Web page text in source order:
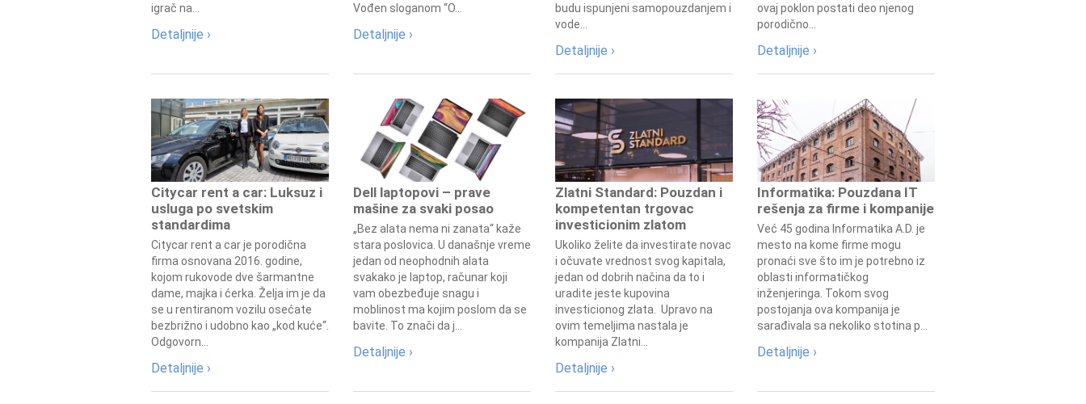
igrač na...
Detaljnije ›
Vođen sloganom “O...
Detaljnije ›
budu ispunjeni samopouzdanjem i
vode...
Detaljnije ›
ovaj poklon postati deo njenog
porodično...
Detaljnije ›
Citycar rent a car: Luksuz i
usluga po svetskim
standardima
Citycar rent a car je porodična
firma osnovana 2016. godine,
kojom rukovode dve šarmantne
dame, majka i ćerka. Želja im je da
se u rentiranom vozilu osećate
bezbrižno i udobno kao „kod kuće“.
Odgovorn...
Detaljnije ›
Dell laptopovi – prave
mašine za svaki posao
„Bez alata nema ni zanata“ kaže
stara poslovica. U današnje vreme
jedan od neophodnih alata
svakako je laptop, računar koji
vam obezbeđuje snagu i
moblinost ma kojim poslom da se
bavite. To znači da j...
Detaljnije ›
Zlatni Standard: Pouzdan i
kompetentan trgovac
investicionim zlatom
Ukoliko želite da investirate novac
i očuvate vrednost svog kapitala,
jedan od dobrih načina da to i
uradite jeste kupovina
investicionog zlata. Upravo na
ovim temeljima nastala je
kompanija Zlatni...
Detaljnije ›
Informatika: Pouzdana IT
rešenja za firme i kompanije
Već 45 godina Informatika A.D. je
mesto na kome firme mogu
pronaći sve što im je potrebno iz
oblasti informatičkog
inženjeringa. Tokom svog
postojanja ova kompanija je
sarađivala sa nekoliko stotina p...
Detaljnije ›